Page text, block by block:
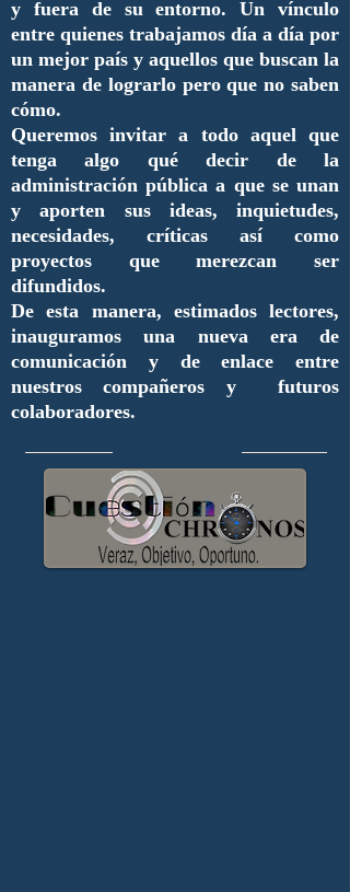
y fuera de su entorno. Un vínculo
entre quienes trabajamos día a día por
un mejor país y aquellos que buscan la
manera de lograrlo pero que no saben
cómo.
Queremos invitar a todo aquel que
tenga algo qué decir de la
administración pública a que se unan
y aporten sus ideas, inquietudes,
necesidades, críticas así como
proyectos que merezcan ser
difundidos.
De esta manera, estimados lectores,
inauguramos una nueva era de
comunicación y de enlace entre
nuestros compañeros y futuros
colaboradores.